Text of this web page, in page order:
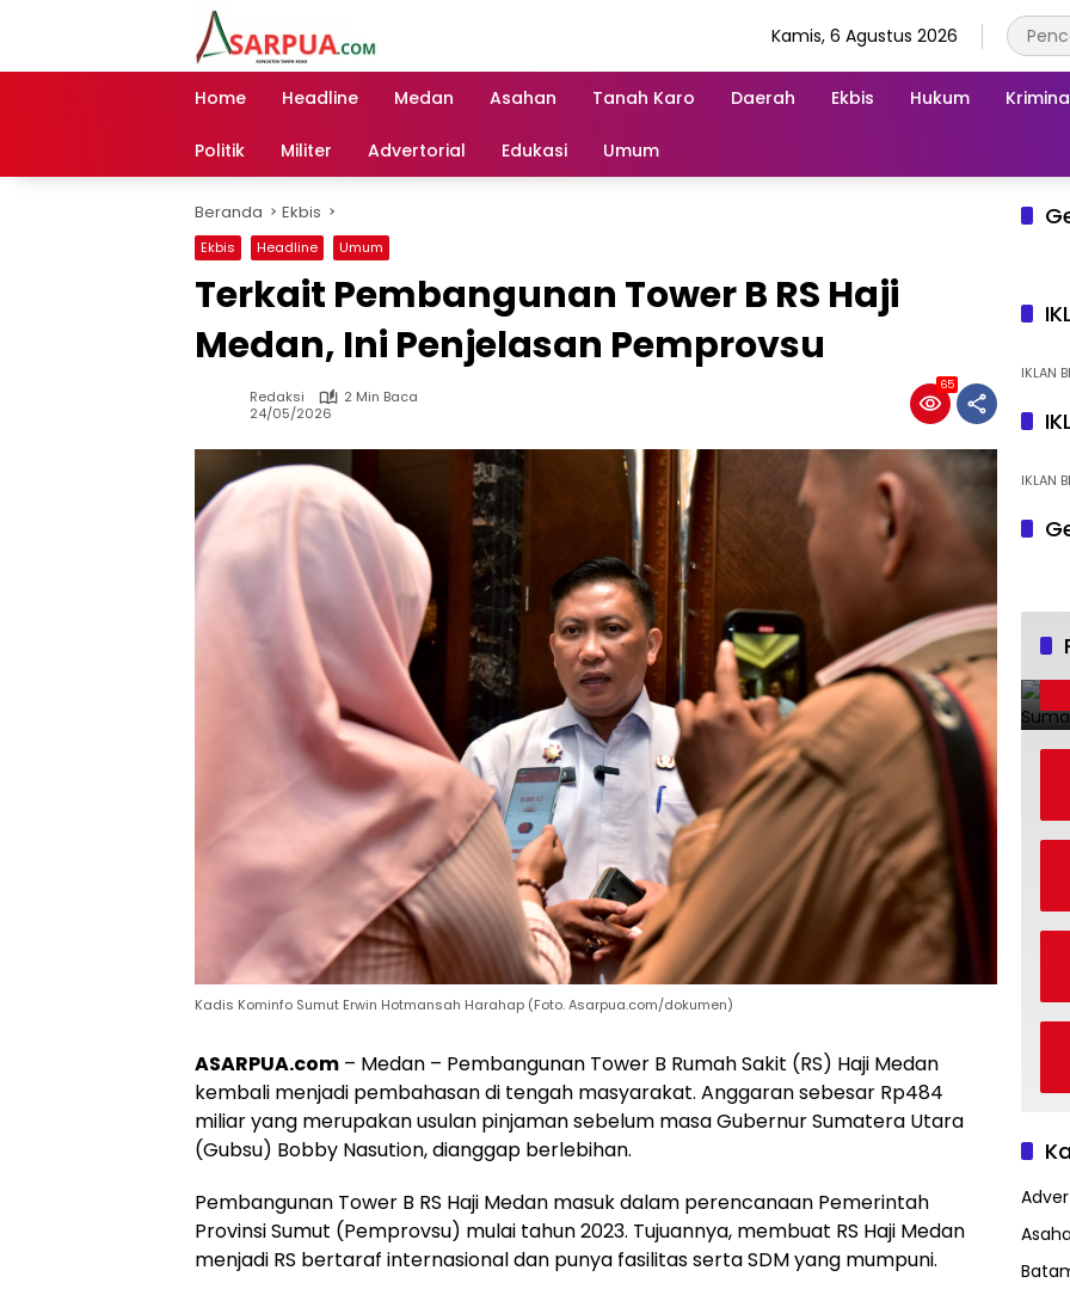
Kamis, 6 Agustus 2026
Home Headline Medan Asahan Tanah Karo Daerah Ekbis Hukum
Politik Militer Advertorial Edukasi Umum
Beranda Ekbis
Ekbis Headline Umum
Terkait Pembangunan Tower B RS Haji
Medan, Ini Penjelasan Pemprovsu
Redaksi
2 Min Baca
24/05/2026
65
Kadis Kominfo Sumut Erwin Hotmansah Harahap (Foto. Asarpua.com/dokumen)
ASARPUA.com – Medan – Pembangunan Tower B Rumah Sakit (RS) Haji Medan
kembali menjadi pembahasan di tengah masyarakat. Anggaran sebesar Rp484
miliar yang merupakan usulan pinjaman sebelum masa Gubernur Sumatera Utara
(Gubsu) Bobby Nasution, dianggap berlebihan.
Pembangunan Tower B RS Haji Medan masuk dalam perencanaan Pemerintah
Provinsi Sumut (Pemprovsu) mulai tahun 2023. Tujuannya, membuat RS Haji Medan
menjadi RS bertaraf internasional dan punya fasilitas serta SDM yang mumpuni.
IKLAN BI
IKLAN BI